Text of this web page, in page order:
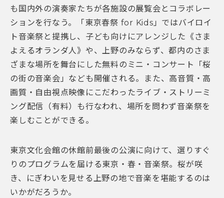
も国内外の演奏家たちが各施設の展覧会とコラボレー
ションを行なう。「東京春祭 for Kids」ではバイロイ
ト音楽祭と提携し、子ども向けにアレンジした《さま
よえるオランダ人》や、上野のみならず、都内のさま
ざまな場所を舞台にした無料のミニ・コンサート「桜
の街の音楽会」なども開催される。また、高音質・高
画質・自由視点映像にこだわったライブ・ストリーミ
ング配信（有料）も行なわれ、場所を問わず音楽祭を
楽しむことができる。
東京文化会館の休館前最後の公演に向けて、選りすぐ
りのプログラムを届ける東京・春・音楽祭。桜が咲
き、にぎわいを見せる上野の地で音楽を堪能するのは
いかがだろうか。